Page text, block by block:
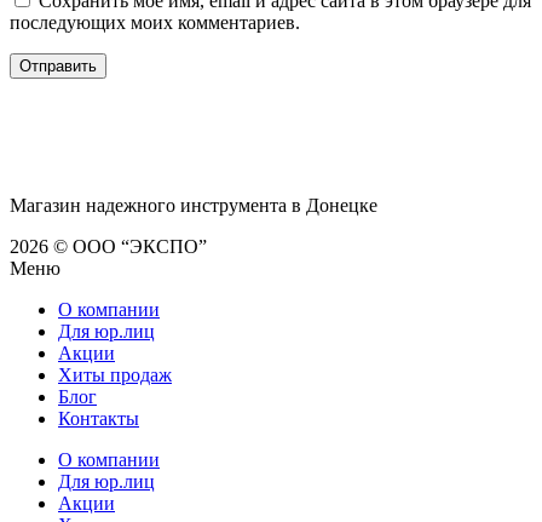
последующих моих комментариев.
Магазин надежного инструмента в Донецке
2026 © ООО “ЭКСПО”
Меню
О компании
Для юр.лиц
Акции
Хиты продаж
Блог
Контакты
О компании
Для юр.лиц
Акции